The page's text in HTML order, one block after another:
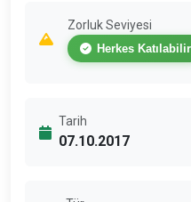
Zorluk Seviyesi
Herkes Katılabilir
Tarih
07.10.2017